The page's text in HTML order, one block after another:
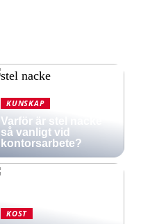
KUNSKAP
Varför är stel nacke
så vanligt vid
kontorsarbete?
KOST